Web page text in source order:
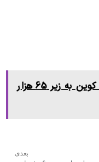
سقوط قیمت بیت کوین به زیر 65 هزار
بعدی